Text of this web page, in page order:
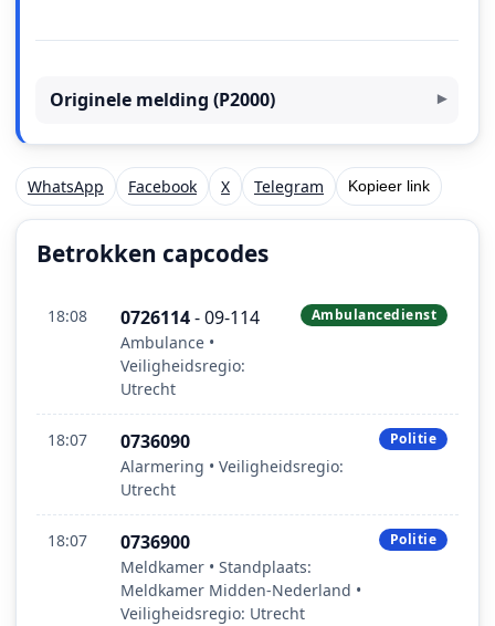
Originele melding (P2000)
WhatsApp Facebook X Telegram Kopieer link
Betrokken capcodes
18:08 0726114- 09-114
Ambulance •
Veiligheidsregio:
Utrecht
Ambulancedienst
18:07 0736090
Alarmering • Veiligheidsregio:
Utrecht
Politie
18:07 0736900
Meldkamer • Standplaats:
Meldkamer Midden-Nederland •
Veiligheidsregio: Utrecht
Politie